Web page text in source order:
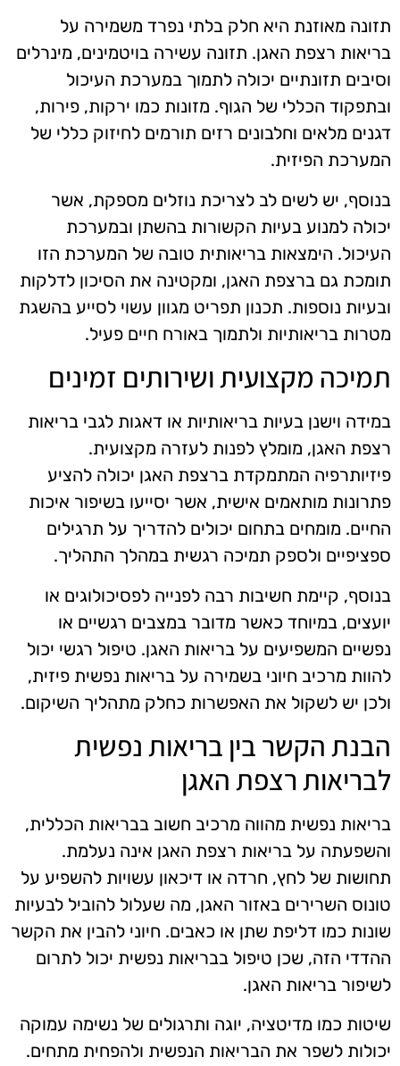
תזונה מאוזנת היא חלק בלתי נפרד משמירה על
בריאות רצפת האגן. תזונה עשירה בויטמינים, מינרלים
וסיבים תזונתיים יכולה לתמוך במערכת העיכול
ובתפקוד הכללי של הגוף. מזונות כמו ירקות, פירות,
דגנים מלאים וחלבונים רזים תורמים לחיזוק כללי של
המערכת הפיזית.
בנוסף, יש לשים לב לצריכת נוזלים מספקת, אשר
יכולה למנוע בעיות הקשורות בהשתן ובמערכת
העיכול. הימצאות בריאותית טובה של המערכת הזו
תומכת גם ברצפת האגן, ומקטינה את הסיכון לדלקות
ובעיות נוספות. תכנון תפריט מגוון עשוי לסייע בהשגת
מטרות בריאותיות ולתמוך באורח חיים פעיל.
תמיכה מקצועית ושירותים זמינים
במידה וישנן בעיות בריאותיות או דאגות לגבי בריאות
רצפת האגן, מומלץ לפנות לעזרה מקצועית.
פיזיותרפיה המתמקדת ברצפת האגן יכולה להציע
פתרונות מותאמים אישית, אשר יסייעו בשיפור איכות
החיים. מומחים בתחום יכולים להדריך על תרגילים
ספציפיים ולספק תמיכה רגשית במהלך התהליך.
בנוסף, קיימת חשיבות רבה לפנייה לפסיכולוגים או
יועצים, במיוחד כאשר מדובר במצבים רגשיים או
נפשיים המשפיעים על בריאות האגן. טיפול רגשי יכול
להוות מרכיב חיוני בשמירה על בריאות נפשית פיזית,
ולכן יש לשקול את האפשרות כחלק מתהליך השיקום.
הבנת הקשר בין בריאות נפשית
לבריאות רצפת האגן
בריאות נפשית מהווה מרכיב חשוב בבריאות הכללית,
והשפעתה על בריאות רצפת האגן אינה נעלמת.
תחושות של לחץ, חרדה או דיכאון עשויות להשפיע על
טונוס השרירים באזור האגן, מה שעלול להוביל לבעיות
שונות כמו דליפת שתן או כאבים. חיוני להבין את הקשר
ההדדי הזה, שכן טיפול בבריאות נפשית יכול לתרום
לשיפור בריאות האגן.
שיטות כמו מדיטציה, יוגה ותרגולים של נשימה עמוקה
יכולות לשפר את הבריאות הנפשית ולהפחית מתחים.